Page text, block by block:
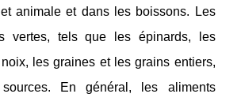
animale et dans les boissons. Les
vertes, tels que les épinards, les
les graines et les grains entiers,
En général, les aliments